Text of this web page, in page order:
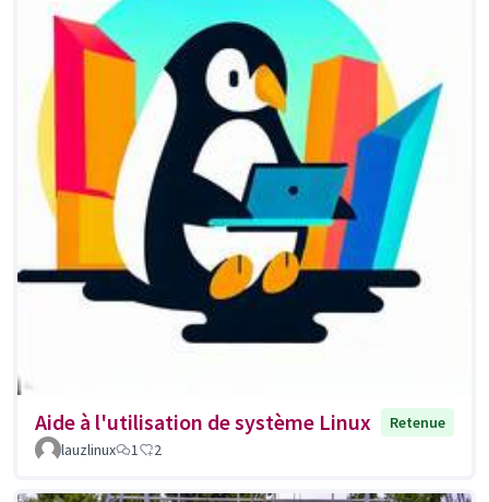
Aide à l'utilisation de système Linux
Retenue
lauzlinux
1 2